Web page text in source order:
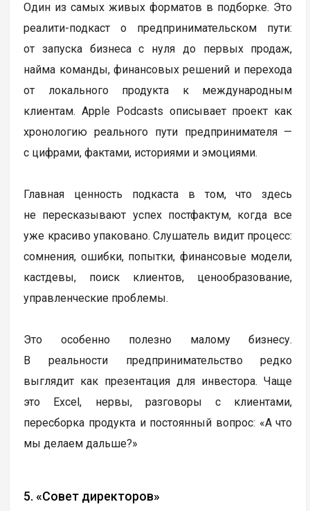
Один из самых живых форматов в подборке. Это
реалити-подкаст о предпринимательском пути:
от запуска бизнеса с нуля до первых продаж,
найма команды, финансовых решений и перехода
от локального продукта к международным
клиентам. Apple Podcasts описывает проект как
хронологию реального пути предпринимателя —
с цифрами, фактами, историями и эмоциями.
Главная ценность подкаста в том, что здесь
не пересказывают успех постфактум, когда все
уже красиво упаковано. Слушатель видит процесс:
сомнения, ошибки, попытки, финансовые модели,
кастдевы, поиск клиентов, ценообразование,
управленческие проблемы.
Это особенно полезно малому бизнесу.
В реальности предпринимательство редко
выглядит как презентация для инвестора. Чаще
это Excel, нервы, разговоры с клиентами,
пересборка продукта и постоянный вопрос: «А что
мы делаем дальше?»
5. «Совет директоров»